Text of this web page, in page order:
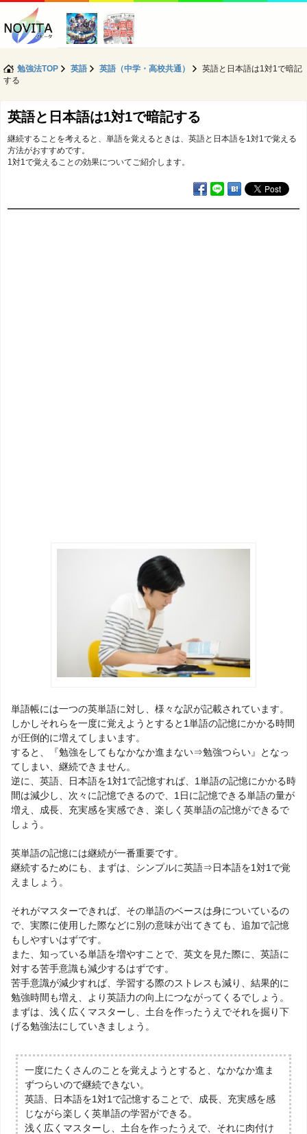
勉強法TOP 英語 英語（中学・高校共通）
英語と日本語は1対1で暗記
する
英語と日本語は1対1で暗記する
継続することを考えると、単語を覚えるときは、英語と日本語を1対1で覚える
方法がおすすめです。
1対1で覚えることの効果についてご紹介します。
単語帳には一つの英単語に対し、様々な訳が記載されています。
しかしそれらを一度に覚えようとすると1単語の記憶にかかる時間
が圧倒的に増えてしまいます。
すると、『勉強をしてもなかなか進まない⇒勉強つらい』となっ
てしまい、継続できません。
逆に、英語、日本語を1対1で記憶すれば、1単語の記憶にかかる時
間は減少し、次々に記憶できるので、1日に記憶できる単語の量が
増え、成長、充実感を実感でき、楽しく英単語の記憶ができるで
しょう。
英単語の記憶には継続が一番重要です。
継続するためにも、まずは、シンプルに英語⇒日本語を1対1で覚
えましょう。
それがマスターできれば、その単語のベースは身についているの
で、実際に使用した際などに別の意味が出てきても、追加で記憶
もしやすいはずです。
また、知っている単語を増やすことで、英文を見た際に、英語に
対する苦手意識も減少するはずです。
苦手意識が減少すれば、学習する際のストレスも減り、結果的に
勉強時間も増え、より英語力の向上につながってくるでしょう。
まずは、浅く広くマスターし、土台を作ったうえでそれを掘り下
げる勉強法にしていきましょう。
一度にたくさんのことを覚えようとすると、なかなか進ま
ずつらいので継続できない。
英語、日本語を1対1で記憶することで、成長、充実感を感
じながら楽しく英単語の学習ができる。
浅く広くマスターし、土台を作ったうえで、それに肉付け